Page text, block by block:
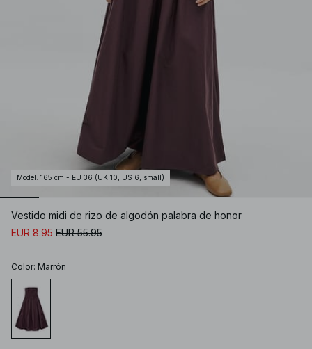
Model : 165 cm - EU 36 (UK 10, US 6, small)
Vestido midi de rizo de algodón palabra de honor
EUR 8.95 EUR 55.95
Color: Marrón